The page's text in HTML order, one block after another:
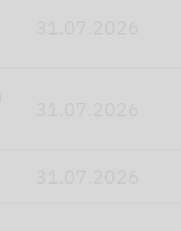
31.07.2026
31.07.2026
31.07.2026